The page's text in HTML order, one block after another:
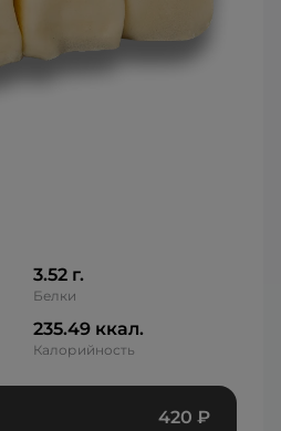
3.52 г.
Белки
235.49 ккал.
Калорийность
420 ₽